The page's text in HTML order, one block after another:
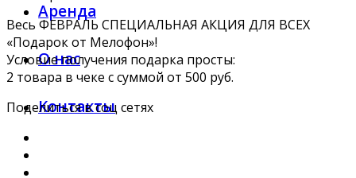
Аренда
О нас
Контакты
Весь ФЕВРАЛЬ СПЕЦИАЛЬНАЯ АКЦИЯ ДЛЯ ВСЕХ
«Подарок от Мелофон»!
Условие получения подарка просты:
2 товара в чеке с суммой от 500 руб.
Поделиться в соц сетях